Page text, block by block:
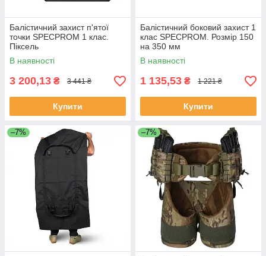
Балістичний захист п'ятої
точки SPECPROM 1 клас.
Піксель
В наявності
3 200,13 ₴ 3 441 ₴
Купити
Балістичний боковий захист 1
клас SPECPROM. Розмір 150
на 350 мм
В наявності
1 135,53 ₴ 1 221 ₴
Купити
–7% –7%